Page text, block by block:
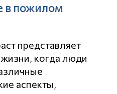
в пожилом
представляет
когда люди
аспекты,